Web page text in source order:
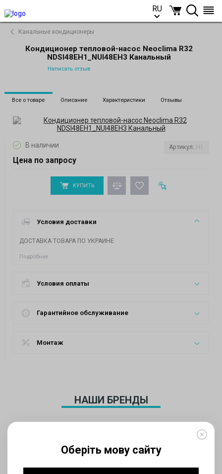
Оберіть мову сайту
RU
Канальные кондиционеры
Кондиционер тепловой-насос Neoclima R32
NDSI48EH1_NUI48EH3 Канальный
Написать отзыв
Все о товаре Описание Характеристики Отзывы
В наличии
Цена по запросу
Артикул: H1
КУПИТЬ
Условия доставки
ДОСТАВКА ТОВАРА ПО УКРАИНЕ
Подробнее
Условия оплаты
Гарантийное обслуживание
Монтаж
НАШИ БРЕНДЫ